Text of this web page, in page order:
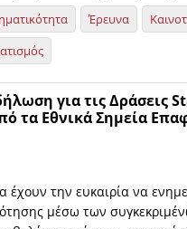
Έρευνα
για τις Δράσεις
τα Εθνικά Σημεία
έχουν την ευκαιρία να
μέσω των